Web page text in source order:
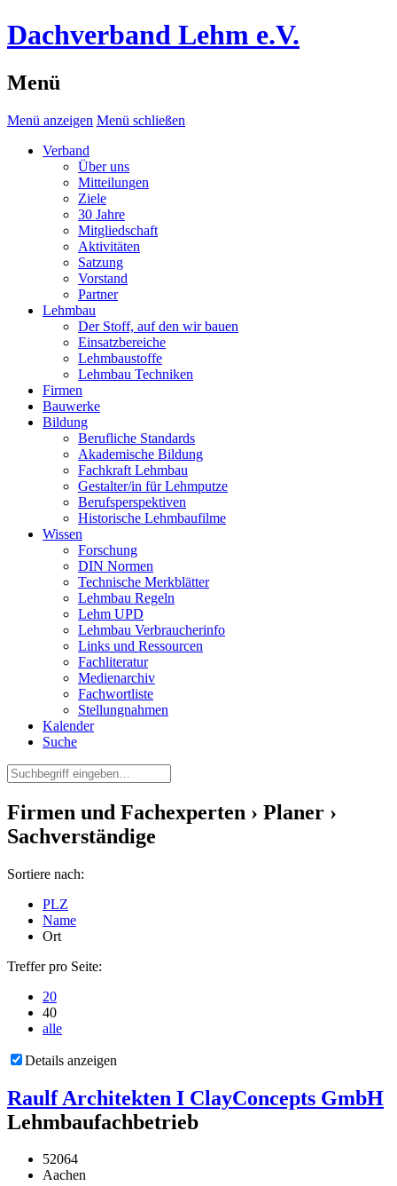
Dachverband Lehm e.V.
Menü
Menü anzeigen Menü schließen
Verband
Über uns
Mitteilungen
Ziele
30 Jahre
Mitgliedschaft
Aktivitäten
Satzung
Vorstand
Partner
Lehmbau
Der Stoff, auf den wir bauen
Einsatzbereiche
Lehmbaustoffe
Lehmbau Techniken
Firmen
Bauwerke
Bildung
Berufliche Standards
Akademische Bildung
Fachkraft Lehmbau
Gestalter/in für Lehmputze
Berufsperspektiven
Historische Lehmbaufilme
Wissen
Forschung
DIN Normen
Technische Merkblätter
Lehmbau Regeln
Lehm UPD
Lehmbau Verbraucherinfo
Links und Ressourcen
Fachliteratur
Medienarchiv
Fachwortliste
Stellungnahmen
Kalender
Suche
Firmen und Fachexperten › Planer ›
Sachverständige
Sortiere nach:
PLZ
Name
Ort
Treffer pro Seite:
20
40
alle
Details anzeigen
Raulf Architekten I ClayConcepts GmbH
Lehmbaufachbetrieb
52064
Aachen